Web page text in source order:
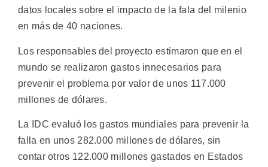
datos locales sobre el impacto de la fala del milenio
en más de 40 naciones.
Los responsables del proyecto estimaron que en el
mundo se realizaron gastos innecesarios para
prevenir el problema por valor de unos 117.000
millones de dólares.
La IDC evaluó los gastos mundiales para prevenir la
falla en unos 282.000 millones de dólares, sin
contar otros 122.000 millones gastados en Estados